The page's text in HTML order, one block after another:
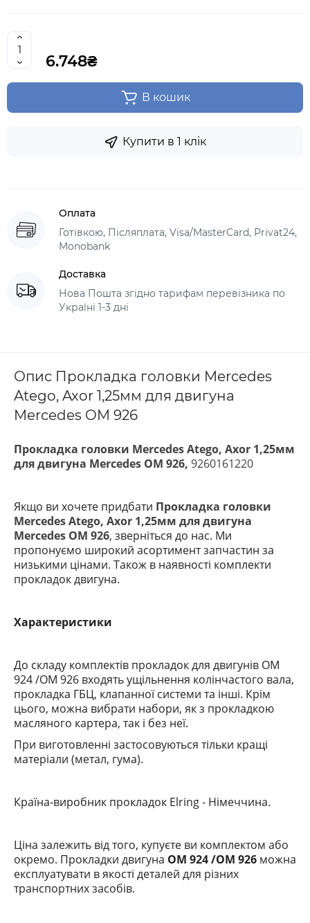
6.748₴
В кошик
Купити в 1 клік
Оплата
Готівкою, Післяплата, Visa/MasterCard, Privat24,
Monobank
Доставка
Нова Пошта згідно тарифам перевізника по
Україні 1-3 дні
Опис Прокладка головки Mercedes
Atego, Axor 1,25мм для двигуна
Mercedes OM 926
Прокладка головки Mercedes Atego, Axor 1,25мм
для двигуна Mercedes OM 926, 9260161220
Якщо ви хочете придбати Прокладка головки
Mercedes Atego, Axor 1,25мм для двигуна
Mercedes OM 926, зверніться до нас. Ми
пропонуємо широкий асортимент запчастин за
низькими цінами. Також в наявності комплекти
прокладок двигуна.
Характеристики
До складу комплектів прокладок для двигунів OM
924 /OM 926 входять ущільнення колінчастого вала,
прокладка ГБЦ, клапанної системи та інші. Крім
цього, можна вибрати набори, як з прокладкою
масляного картера, так і без неї.
При виготовленні застосовуються тільки кращі
матеріали (метал, гума).
Країна-виробник прокладок Elring- Німеччина.
Ціна залежить від того, купуєте ви комплектом або
окремо. Прокладки двигуна OM 924 /OM 926 можна
експлуатувати в якості деталей для різних
транспортних засобів.